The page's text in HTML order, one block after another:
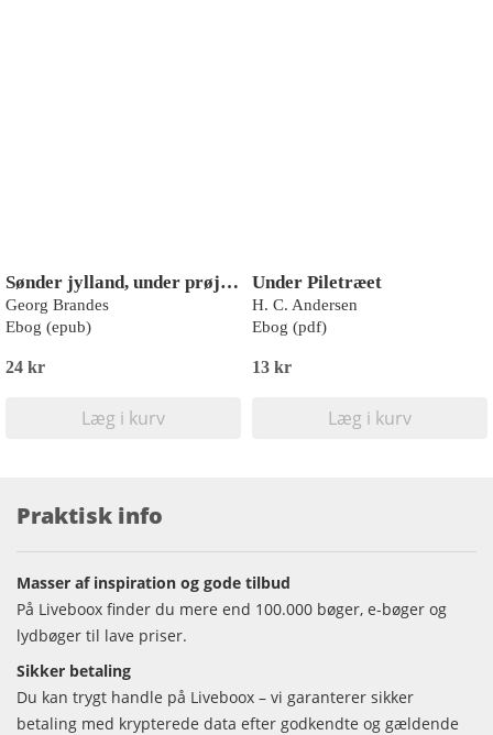
Sønder jylland, under prøjsisk tryk
Georg Brandes
Ebog (epub)
24 kr
Læg i kurv
Under Piletræet
H. C. Andersen
Ebog (pdf)
13 kr
Læg i kurv
Praktisk info
Masser af inspiration og gode tilbud
På Liveboox finder du mere end 100.000 bøger, e-bøger og
lydbøger til lave priser.
Sikker betaling
Du kan trygt handle på Liveboox – vi garanterer sikker
betaling med krypterede data efter godkendte og gældende